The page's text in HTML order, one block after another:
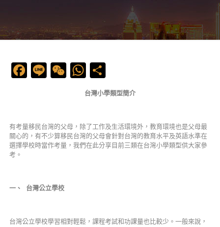
Facebook
LineWeChatWhatsApp
台灣小學類型簡介
有考量移民台灣的父母，除了工作及生活環境外，教育環境也是父母最
關心的，有不少算移民台灣的父母會針對台灣的教育水平及英語水準在
選擇學校時當作考量，我們在此分享目前三類在台灣小學類型供大家參
考。
一、 台灣公立學校
台灣公立學校學習相對輕鬆，課程考試和功課量也比較少。一般來說，